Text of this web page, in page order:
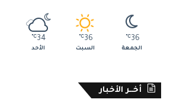
36
℃
الجمعة
36
℃
السبت
34
℃
الأحد
أخــر الأخبار